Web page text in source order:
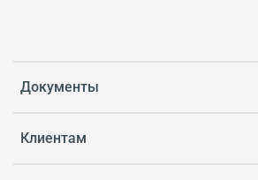
Документы
Клиентам